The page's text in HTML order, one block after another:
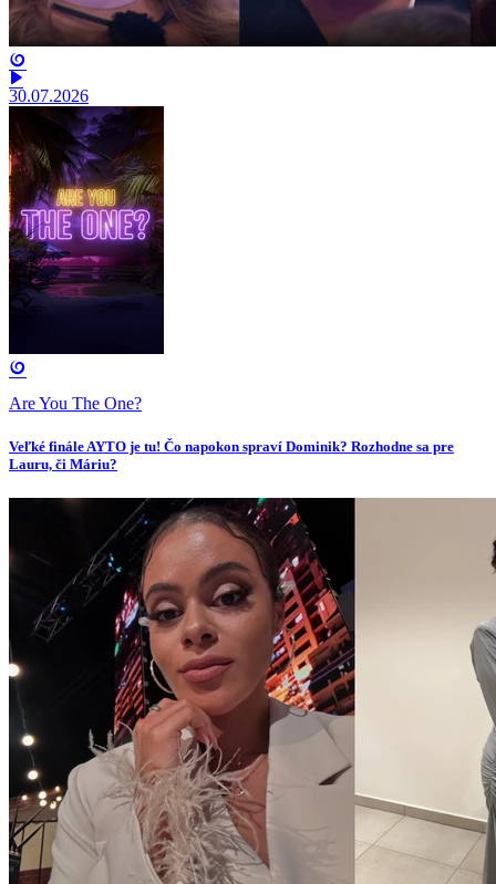
30.07.2026
Are You The One?
Veľké finále AYTO je tu! Čo napokon spraví Dominik? Rozhodne sa pre
Lauru, či Máriu?